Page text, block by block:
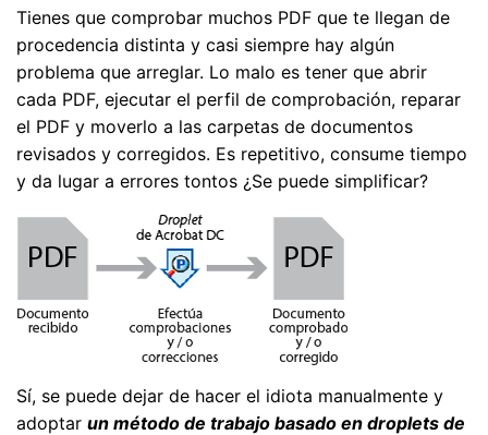
Tienes que comprobar muchos PDF que te llegan de
procedencia distinta y casi siempre hay algún
problema que arreglar. Lo malo es tener que abrir
cada PDF, ejecutar el perfil de comprobación, reparar
el PDF y moverlo a las carpetas de documentos
revisados y corregidos. Es repetitivo, consume tiempo
y da lugar a errores tontos ¿Se puede simplificar?
Sí, se puede dejar de hacer el idiota manualmente y
adoptar un método de trabajo basado en droplets de